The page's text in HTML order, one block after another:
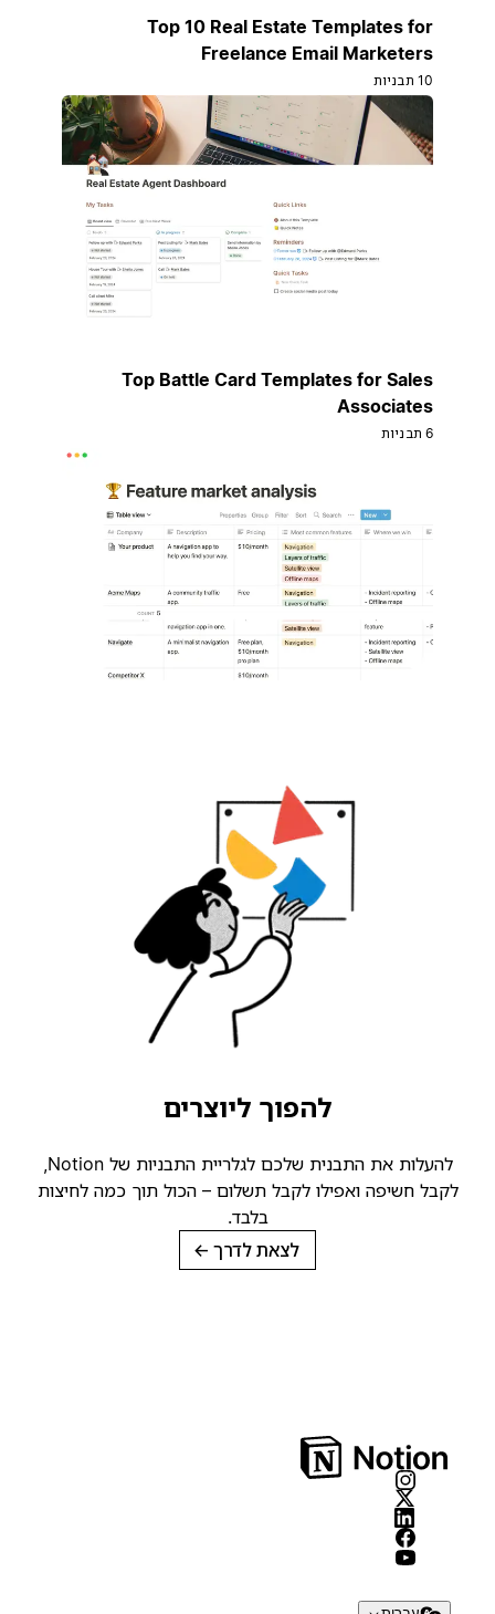
Top 10 Real Estate Templates for
Freelance Email Marketers
Top Battle Card Templates for Sales
Associates
להפוך ליוצרים
להעלות את התבנית שלכם לגלריית התבניות של Notion,
לקבל חשיפה ואפילו לקבל תשלום – הכול תוך כמה לחיצות
בלבד.
לצאת לדרך→